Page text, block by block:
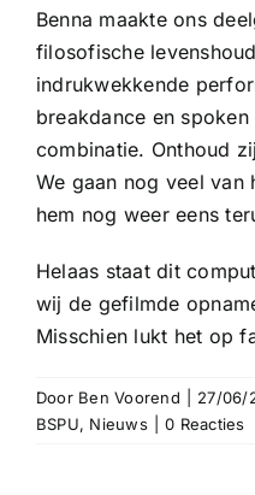
Benna maakte ons
filosofische
indrukwekkende
breakdance en
combinatie. Onthoud
We gaan nog veel van
hem nog weer eens
Helaas staat dit
wij de gefilmde
Misschien lukt het op
Door Ben Voorend 27/06/
BSPU, Nieuws 0 Reacties